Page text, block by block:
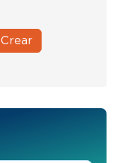
Crear